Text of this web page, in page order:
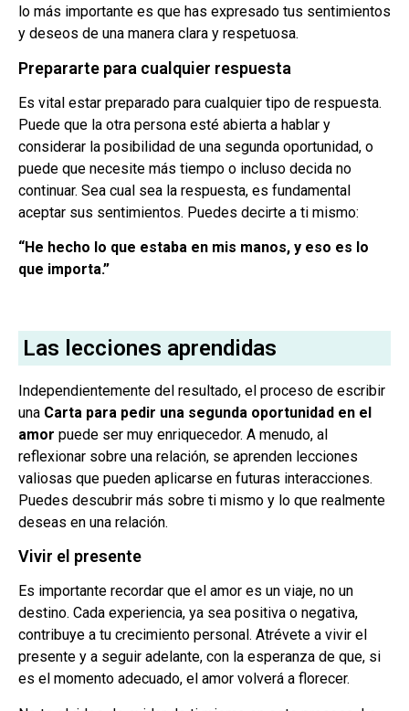
lo más importante es que has expresado tus sentimientos
y deseos de una manera clara y respetuosa.
Prepararte para cualquier respuesta
Es vital estar preparado para cualquier tipo de respuesta.
Puede que la otra persona esté abierta a hablar y
considerar la posibilidad de una segunda oportunidad, o
puede que necesite más tiempo o incluso decida no
continuar. Sea cual sea la respuesta, es fundamental
aceptar sus sentimientos. Puedes decirte a ti mismo:
“He hecho lo que estaba en mis manos, y eso es lo
que importa.”
Las lecciones aprendidas
Independientemente del resultado, el proceso de escribir
una Carta para pedir una segunda oportunidad en el
amor puede ser muy enriquecedor. A menudo, al
reflexionar sobre una relación, se aprenden lecciones
valiosas que pueden aplicarse en futuras interacciones.
Puedes descubrir más sobre ti mismo y lo que realmente
deseas en una relación.
Vivir el presente
Es importante recordar que el amor es un viaje, no un
destino. Cada experiencia, ya sea positiva o negativa,
contribuye a tu crecimiento personal. Atrévete a vivir el
presente y a seguir adelante, con la esperanza de que, si
es el momento adecuado, el amor volverá a florecer.